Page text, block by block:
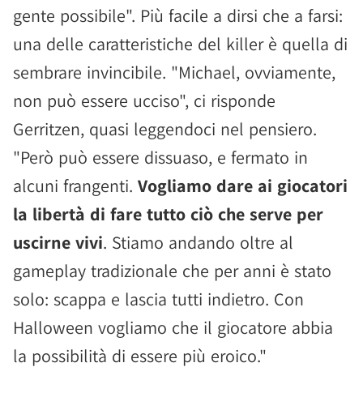
gente possibile". Più facile a dirsi che a farsi:
una delle caratteristiche del killer è quella di
sembrare invincibile. "Michael, ovviamente,
non può essere ucciso", ci risponde
Gerritzen, quasi leggendoci nel pensiero.
"Però può essere dissuaso, e fermato in
alcuni frangenti. Vogliamo dare ai giocatori
la libertà di fare tutto ciò che serve per
uscirne vivi. Stiamo andando oltre al
gameplay tradizionale che per anni è stato
solo: scappa e lascia tutti indietro. Con
Halloween vogliamo che il giocatore abbia
la possibilità di essere più eroico."